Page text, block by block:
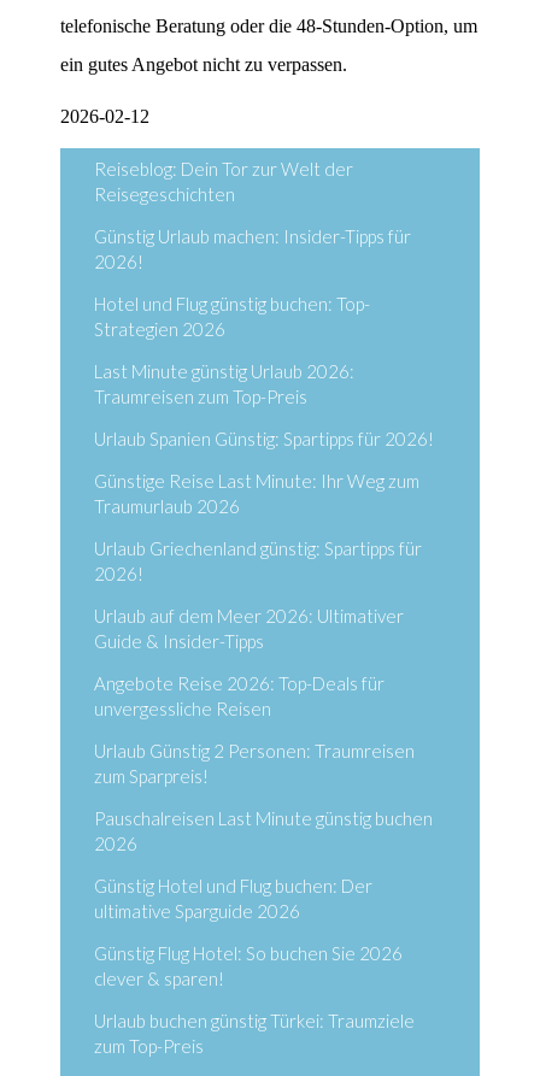
telefonische Beratung oder die 48-Stunden-Option, um
ein gutes Angebot nicht zu verpassen.
2026-02-12
Reiseblog: Dein Tor zur Welt der
Reisegeschichten
Günstig Urlaub machen: Insider-Tipps für
2026!
Hotel und Flug günstig buchen: Top-
Strategien 2026
Last Minute günstig Urlaub 2026:
Traumreisen zum Top-Preis
Urlaub Spanien Günstig: Spartipps für 2026!
Günstige Reise Last Minute: Ihr Weg zum
Traumurlaub 2026
Urlaub Griechenland günstig: Spartipps für
2026!
Urlaub auf dem Meer 2026: Ultimativer
Guide & Insider-Tipps
Angebote Reise 2026: Top-Deals für
unvergessliche Reisen
Urlaub Günstig 2 Personen: Traumreisen
zum Sparpreis!
Pauschalreisen Last Minute günstig buchen
2026
Günstig Hotel und Flug buchen: Der
ultimative Sparguide 2026
Günstig Flug Hotel: So buchen Sie 2026
clever & sparen!
Urlaub buchen günstig Türkei: Traumziele
zum Top-Preis